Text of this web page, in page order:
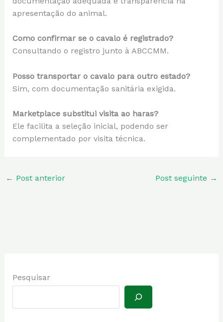
apresentação do animal.
Como confirmar se o cavalo é registrado?
Consultando o registro junto à ABCCMM.
Posso transportar o cavalo para outro estado?
Sim, com documentação sanitária exigida.
Marketplace substitui visita ao haras?
Ele facilita a seleção inicial, podendo ser
complementado por visita técnica.
← Post anterior Post seguinte →
Pesquisar